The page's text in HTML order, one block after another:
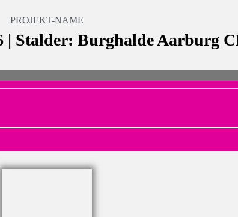
PROJEKT-NAME
| Stalder: Burghalde Aarburg